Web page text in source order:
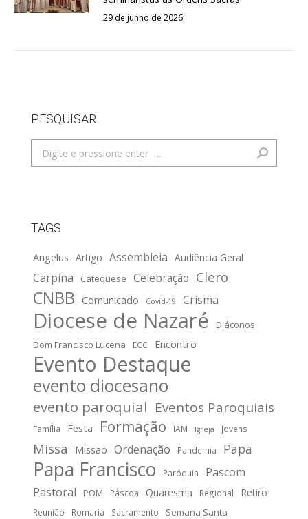
29 de junho de 2026
PESQUISAR
Search:
TAGS
Angelus Artigo Assembleia Audiência Geral
Carpina Catequese Celebração Clero
CNBB Comunicado Covid-19 Crisma
Diocese de Nazaré
Diáconos
Dom Francisco Lucena
ECC Encontro
Evento Destaque
evento diocesano
evento paroquial Eventos Paroquiais
Família Festa Formação IAM Igreja Jovens
Missa Missão Ordenação Pandemia Papa
Papa Francisco Paróquia
Pascom
Pastoral
POM Páscoa Quaresma Regional Retiro
Reunião Romaria Sacramento Semana Santa